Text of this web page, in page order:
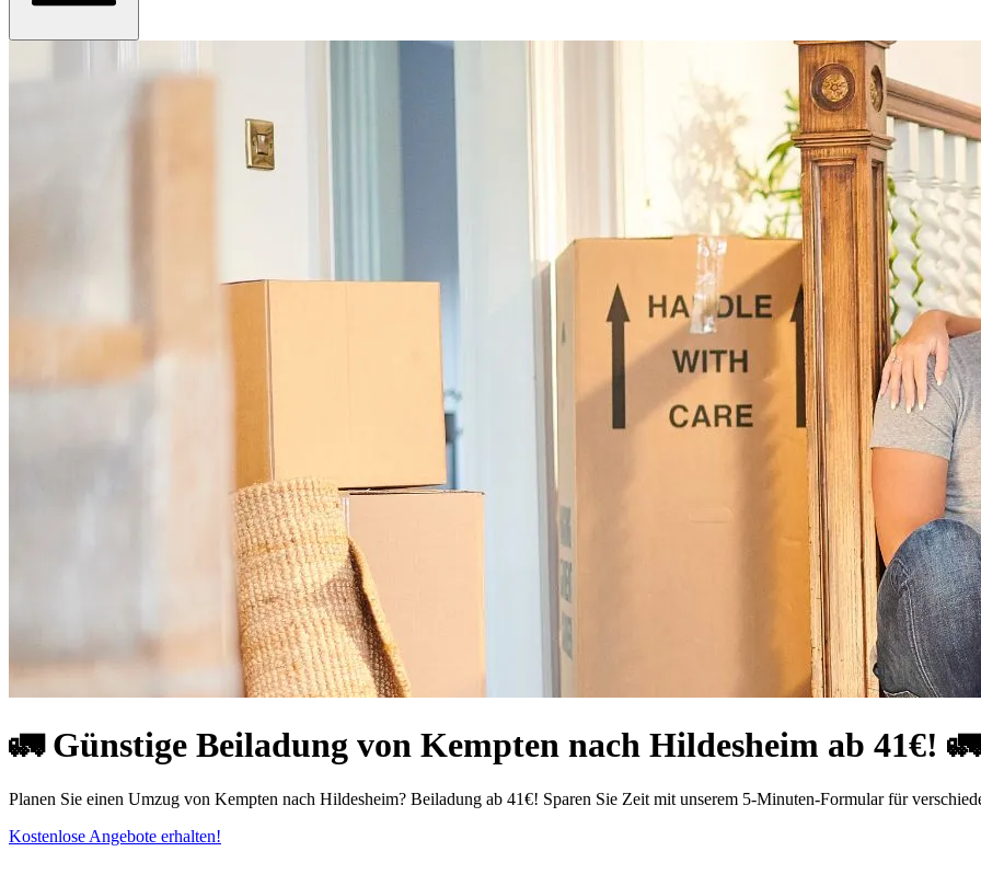
🚛 Günstige Beiladung von Kempten nach Hildesheim ab 41€! 🚛
Planen Sie einen Umzug von Kempten nach Hildesheim? Beiladung ab 41€! Sparen Sie Zeit mit unserem 5-Minuten-Formular für
Kostenlose Angebote erhalten!